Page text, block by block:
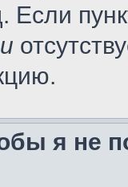
Если
я не